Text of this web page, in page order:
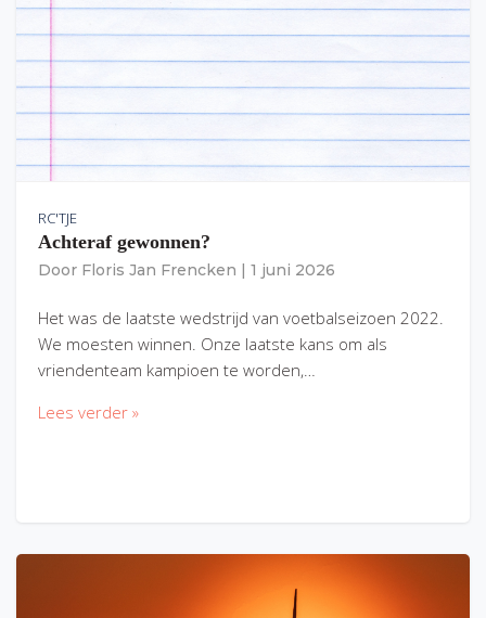
RC'TJE
Achteraf gewonnen?
Door Floris Jan Frencken 1 juni 2026
Het was de laatste wedstrijd van voetbalseizoen 2022.
We moesten winnen. Onze laatste kans om als
vriendenteam kampioen te worden,…
Lees verder »